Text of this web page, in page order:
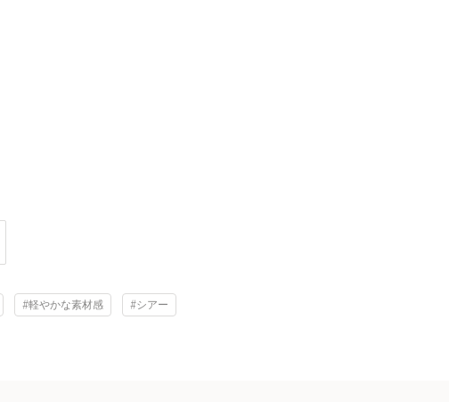
#軽やかな素材感 #シアー